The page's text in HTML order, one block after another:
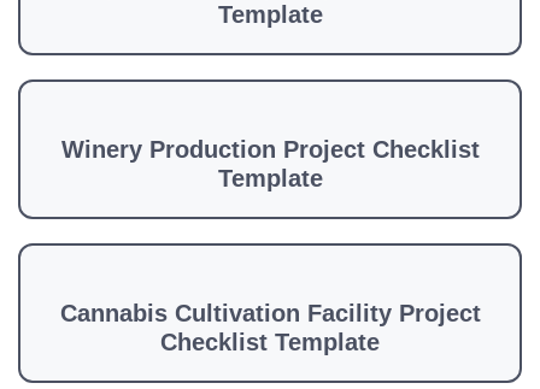
Template
Winery Production Project Checklist
Template
Cannabis Cultivation Facility Project
Checklist Template